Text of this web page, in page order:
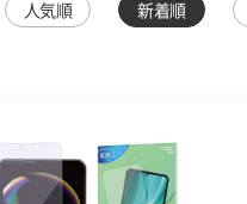
人気順 新着順